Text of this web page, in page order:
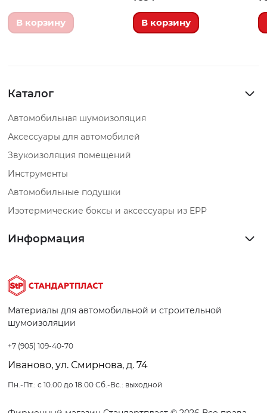
В корзину В корзину
Каталог
Автомобильная шумоизоляция
Аксессуары для автомобилей
Звукоизоляция помещений
Инструменты
Автомобильные подушки
Изотермические боксы и аксессуары из EPP
Информация
Материалы для автомобильной и строительной
шумоизоляции
+7 (905) 109-40-70
Иваново, ул. Смирнова, д. 74
Пн.-Пт.: с 10.00 до 18.00 Сб.-Вс.: выходной